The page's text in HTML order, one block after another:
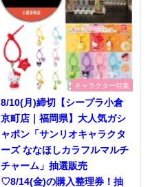
キャラクター特集
8/10(月)締切【シープラ小倉
京町店｜福岡県】大人気ガシ
ャポン「サンリオキャラクタ
ーズ ななほしカラフルマルチ
チャーム」抽選販売
♡8/14(金)の購入整理券！抽